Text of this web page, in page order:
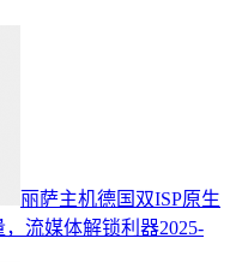
丽萨主机德国双ISP原生
，流媒体解锁利器2025-